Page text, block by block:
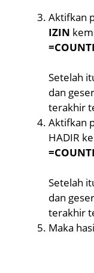
Aktifkan
IZIN
Setelah
dan
terakhir
Aktifkan
HADIR
Setelah
dan
terakhir
Maka